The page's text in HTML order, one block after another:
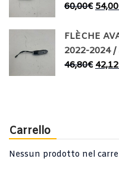
60,00€ 54,00
FLÈCHE
2022-2024
46,80€ 42,12
Carrello
Nessun prodotto nel